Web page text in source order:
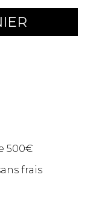
500€
frais